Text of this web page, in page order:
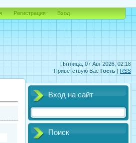
Пятница, 07 Авг 2026, 02:18
Приветствую Вас Гость | RSS
Регистрация Вход
Вход на сайт
Поиск